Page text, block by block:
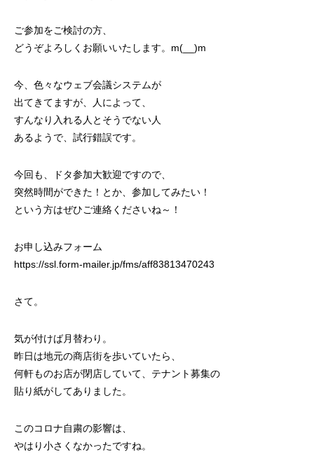
ご参加をご検討の方、
どうぞよろしくお願いいたします。m(__)m
今、色々なウェブ会議システムが
出てきてますが、人によって、
すんなり入れる人とそうでない人
あるようで、試行錯誤です。
今回も、ドタ参加大歓迎ですので、
突然時間ができた！とか、参加してみたい！
という方はぜひご連絡くださいね～！
お申し込みフォーム
https://ssl.form-mailer.jp/fms/aff83813470243
さて。
気が付けば月替わり。
昨日は地元の商店街を歩いていたら、
何軒ものお店が閉店していて、テナント募集の
貼り紙がしてありました。
このコロナ自粛の影響は、
やはり小さくなかったですね。